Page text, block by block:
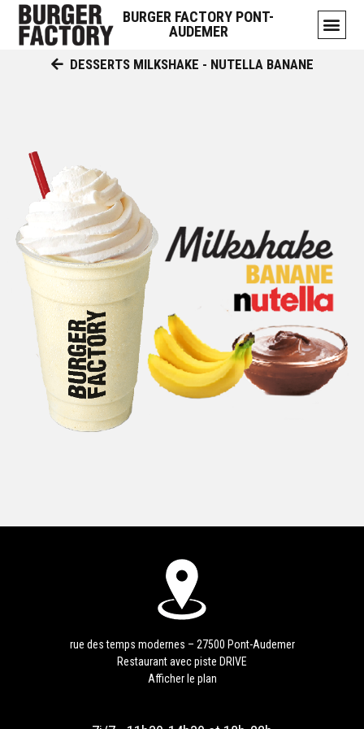
BURGER FACTORY PONT-
AUDEMER
DESSERTS MILKSHAKE - NUTELLA BANANE
rue des temps modernes – 27500 Pont-Audemer
Restaurant avec piste DRIVE
Afficher le plan